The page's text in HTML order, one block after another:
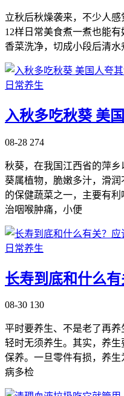
立秋后秋燥袭来，不少人感
12样日常美食煮一煮也能
香菜洗净，切成小段后清
日常养生
入秋多吃秋葵 美
08-28 274
秋葵，在我国江西省的萍
葵属植物，脆嫩多汁，滑
的保健蔬菜之一，主要有
治咽喉肿痛，小便
日常养生
长寿到底和什么有
08-30 130
平时要养生、不是老了再
轻时无须养生。其实，养
保养。一旦零件有损，养
病多检